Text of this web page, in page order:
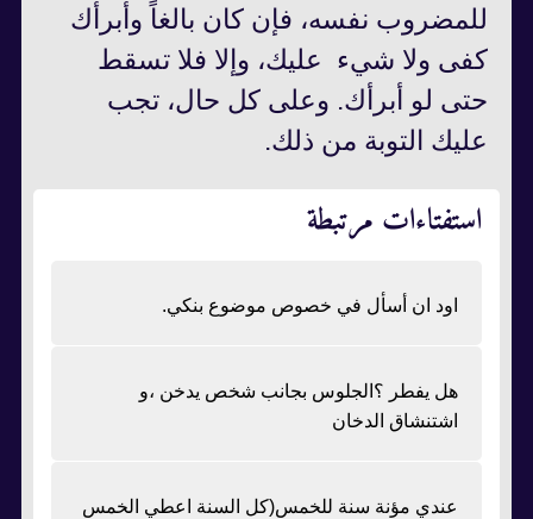
للمضروب نفسه، فإن كان بالغاً وأبرأك
كفى ولا شيء عليك، وإلا فلا تسقط
حتى لو أبرأك. وعلى كل حال، تجب
عليك التوبة من ذلك.
استفتاءات مرتبطة
اود ان أسأل في خصوص موضوع بنكي.
هل يفطر ؟الجلوس بجانب شخص يدخن ،و
اشتنشاق الدخان
عندي مؤنة سنة للخمس(كل السنة اعطي الخمس